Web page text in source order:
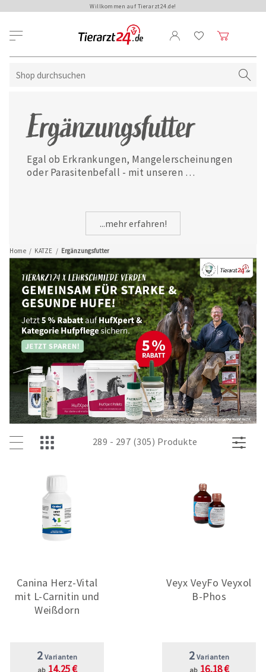
Willkommen auf Tierarzt24.de!
Home / KATZE / Ergänzungsfutter
Ergänzungsfutter
Egal ob Erkrankungen, Mangelerscheinungen
oder Parasitenbefall - mit unseren
...mehr erfahren!
289 - 297 (305) Produkte
Canina Herz-Vital
mit L-Carnitin und
Weißdorn
2 Varianten
ab 14,25 €
Veyx VeyFo Veyxol
B-Phos
2 Varianten
ab 16,18 €